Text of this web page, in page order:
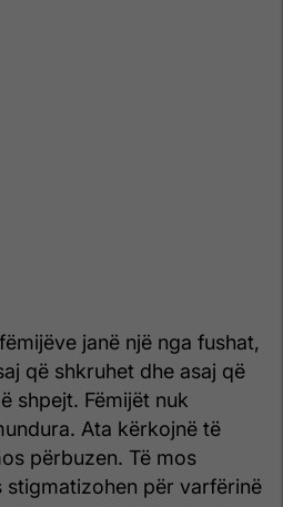
janë një nga fushat,
që shkruhet dhe asaj që
shpejt. Fëmijët nuk
Ata kërkojnë të
përbuzen. Të mos
stigmatizohen për varfërinë